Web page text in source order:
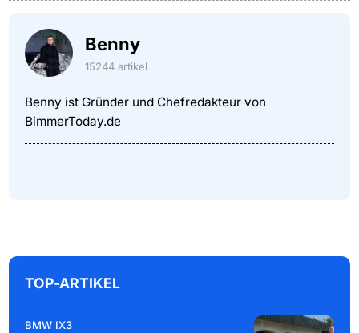
Benny
15244 artikel
Benny ist Gründer und Chefredakteur von
BimmerToday.de
TOP-ARTIKEL
BMW IX3